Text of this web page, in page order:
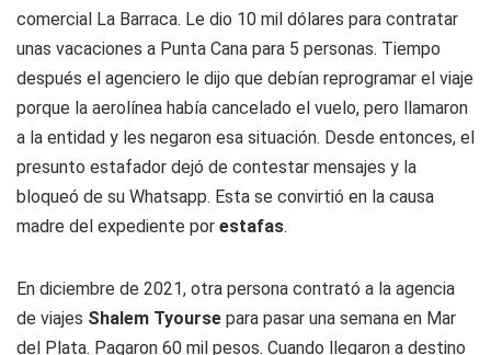
comercial La Barraca. Le dio 10 mil dólares para contratar
unas vacaciones a Punta Cana para 5 personas. Tiempo
después el agenciero le dijo que debían reprogramar el viaje
porque la aerolínea había cancelado el vuelo, pero llamaron
a la entidad y les negaron esa situación. Desde entonces, el
presunto estafador dejó de contestar mensajes y la
bloqueó de su Whatsapp. Esta se convirtió en la causa
madre del expediente por estafas.
En diciembre de 2021, otra persona contrató a la agencia
de viajes Shalem Tyourse para pasar una semana en Mar
del Plata. Pagaron 60 mil pesos. Cuando llegaron a destino